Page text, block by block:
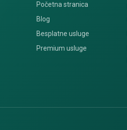
Početna stranica
Blog
Besplatne usluge
Premium usluge